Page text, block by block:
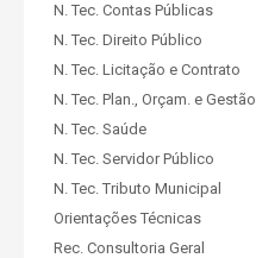
N. Tec. Contas Públicas
N. Tec. Direito Público
N. Tec. Licitação e Contrato
N. Tec. Plan., Orçam. e Gestão
N. Tec. Saúde
N. Tec. Servidor Público
N. Tec. Tributo Municipal
Orientações Técnicas
Rec. Consultoria Geral